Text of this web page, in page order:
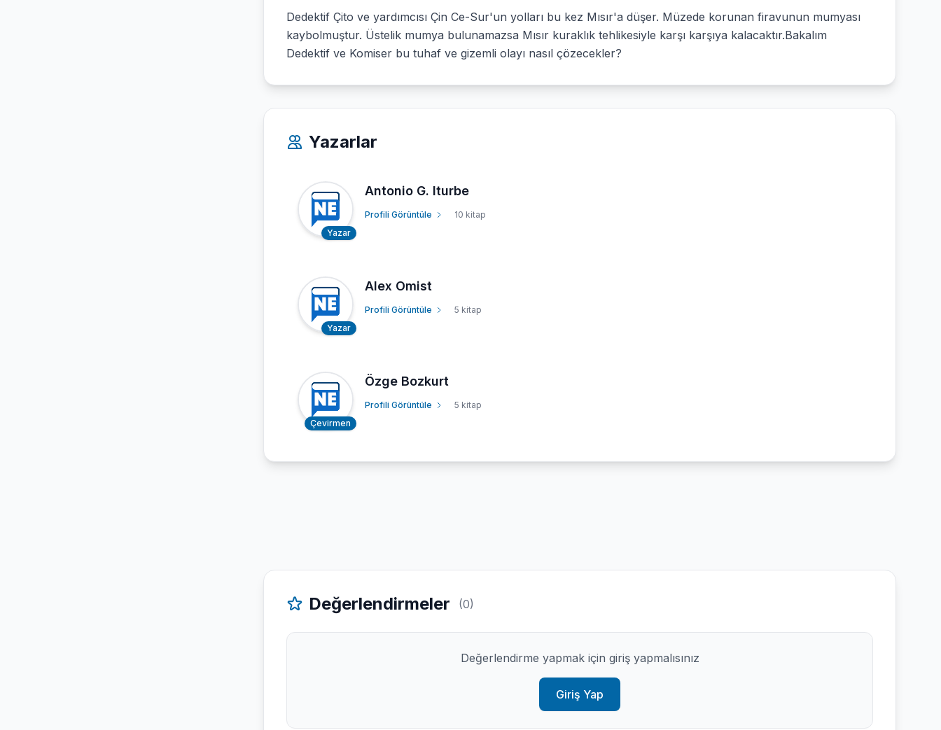
Dedektif Çito ve yardımcısı Çin Ce-Sur'un yolları bu kez Mısır'a düşer. Müzede korunan firavunun mumyası
kaybolmuştur. Üstelik mumya bulunamazsa Mısır kuraklık tehlikesiyle karşı karşıya kalacaktır.Bakalım
Dedektif ve Komiser bu tuhaf ve gizemli olayı nasıl çözecekler?
Yazarlar
Yazar
Antonio G. Iturbe
Profili Görüntüle 10 kitap
Yazar
Alex Omist
Profili Görüntüle 5 kitap
Çevirmen
Özge Bozkurt
Profili Görüntüle 5 kitap
Değerlendirmeler (0)
Değerlendirme yapmak için giriş yapmalısınız
Giriş Yap